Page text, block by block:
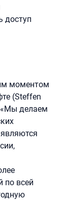
доступ
моментом
(Steffen
«Мы делаем
по всей